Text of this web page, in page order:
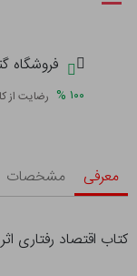
فروشگاه
۱۰۰ % رضایت از
معرفی مشخصات
کتاب اقتصاد رفتاری